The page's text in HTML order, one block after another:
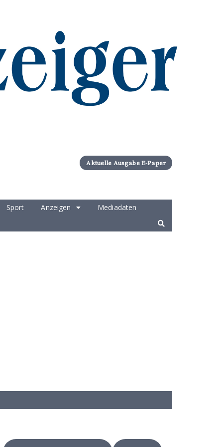
Aktuelle Ausgabe E-Paper
Sport Anzeigen
Mediadaten